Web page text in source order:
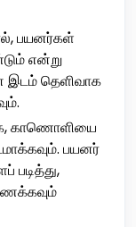
பயனர்கள்
என்று
இடம் தெளிவாக
காணொளியை
பயனர்
படித்து,